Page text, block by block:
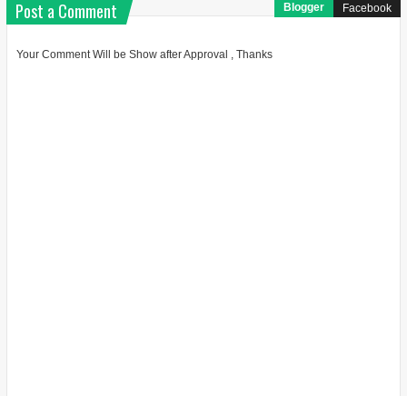
Post a Comment Blogger Facebook
Your Comment Will be Show after Approval , Thanks